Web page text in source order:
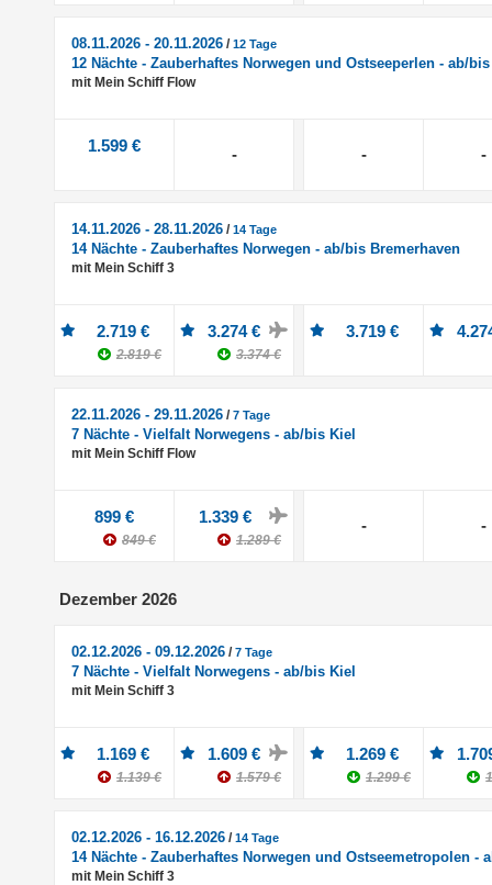
08.11.2026 - 20.11.2026 /12 Tage
12 Nächte - Zauberhaftes Norwegen und Ostseeperlen - ab/
mit Mein Schiff Flow
1.599 € - - -
14.11.2026 - 28.11.2026 /14 Tage
14 Nächte - Zauberhaftes Norwegen - ab/bis Bremerhaven
mit Mein Schiff 3
2.719 €
2.819 €
3.274 €
3.374 €
3.719 €
22.11.2026 - 29.11.2026 /7 Tage
7 Nächte - Vielfalt Norwegens - ab/bis Kiel
mit Mein Schiff Flow
899 €
849 €
1.339 €
1.289 €
- -
Dezember 2026
02.12.2026 - 09.12.2026 /7 Tage
7 Nächte - Vielfalt Norwegens - ab/bis Kiel
mit Mein Schiff 3
1.169 €
1.139 €
1.609 €
1.579 €
1.269 €
1.299 €
02.12.2026 - 16.12.2026 /14 Tage
14 Nächte - Zauberhaftes Norwegen und Ostseemetropolen -
mit Mein Schiff 3